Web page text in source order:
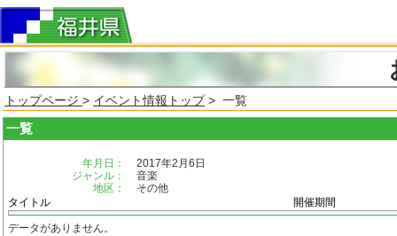
トップページ > イベント情報トップ> 一覧
一覧
年月日：
2017年2月6日
ジャンル：
音楽
地区：
その他
タイトル
開催期間
データがありません。